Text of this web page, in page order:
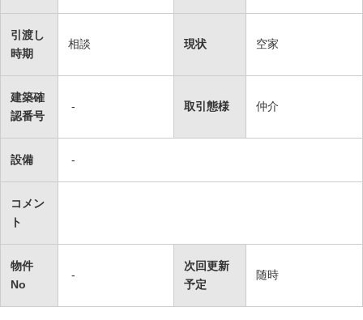
引渡し
時期
相談 現状 空家
建築確
認番号
- 取引態様 仲介
設備 -
コメン
ト
物件
No
-
次回更新
予定
随時